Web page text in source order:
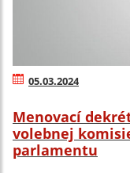
05.03.2024
Menovací
volebnej
parlamentu